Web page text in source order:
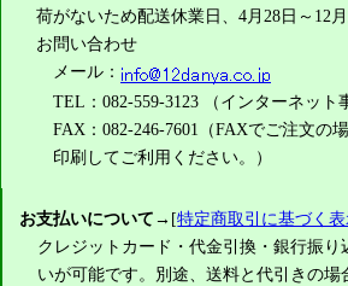
荷がないため配送休業日、4月28日～12
お問い合わせ
メール：
TEL：082-559-3123 （インターネット
FAX：082-246-7601（FAXでご注文の
印刷してご利用ください。）
お支払いについて→[特定商取引に基づく
クレジットカード・代金引換・銀行振
いが可能です。別途、送料と代引きの